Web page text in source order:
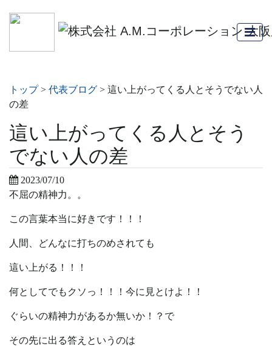
トップ> 代表ブログ > 這い上がってくる人とそうでない人
の差
這い上がってくる人とそう
でない人の差
2023/07/10
不屈の精神力。。
この言葉本当に好きです！！！
人間、どんなに打ちのめされても
這い上がる！！！
何としてでもクソっ！！！今に見とけよ！！
ぐらいの精神力があるか無いか！？で
その先に出る答えというのは